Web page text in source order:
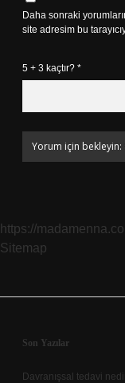
Daha sonraki
site adresim bu
5 + 3 kaçtır? *
https://
Sitemap
Sidebar
Son Yazılar
Davranışsal tedavi